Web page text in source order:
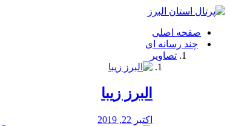
فصد
شرق
تهران
خشکشویی
صفحه اصلی
چند رسانه ای
تصاویر
البرز زیبا
اکتبر 22, 2019